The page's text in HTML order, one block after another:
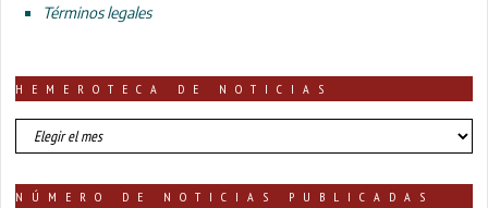
Términos legales
HEMEROTECA DE NOTICIAS
HEMEROTECA
DE
NÚMERO DE NOTICIAS PUBLICADAS